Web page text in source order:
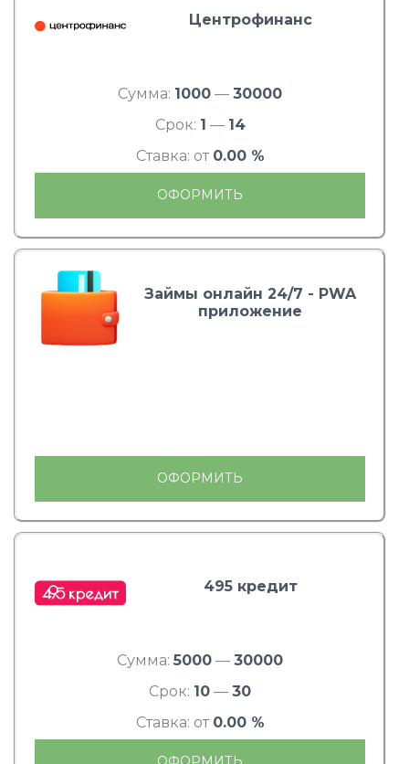
Центрофинанс
Сумма: 1000 — 30000
Срок: 1 — 14
Ставка: от 0.00 %
ОФОРМИТЬ
Займы онлайн 24/7 - PWA
приложение
ОФОРМИТЬ
495 кредит
Сумма: 5000 — 30000
Срок: 10 — 30
Ставка: от 0.00 %